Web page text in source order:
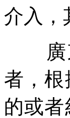
介入，
廣東
者，
的或